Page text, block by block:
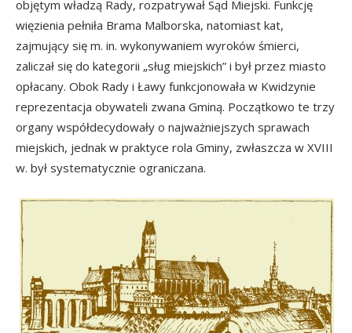
objętym władzą Rady, rozpatrywał Sąd Miejski. Funkcję
więzienia pełniła Brama Malborska, natomiast kat,
zajmujący się m. in. wykonywaniem wyroków śmierci,
zaliczał się do kategorii „sług miejskich” i był przez miasto
opłacany. Obok Rady i Ławy funkcjonowała w Kwidzynie
reprezentacja obywateli zwana Gminą. Początkowo te trzy
organy współdecydowały o najważniejszych sprawach
miejskich, jednak w praktyce rola Gminy, zwłaszcza w XVIII
w. był systematycznie ograniczana.